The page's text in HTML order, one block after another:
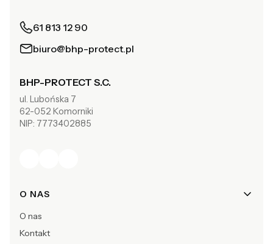
61 813 12 90
biuro@bhp-protect.pl
BHP-PROTECT S.C.
ul. Lubońska 7
62-052 Komorniki
NIP: 7773402885
Linki w stopce
O NAS
O nas
Kontakt